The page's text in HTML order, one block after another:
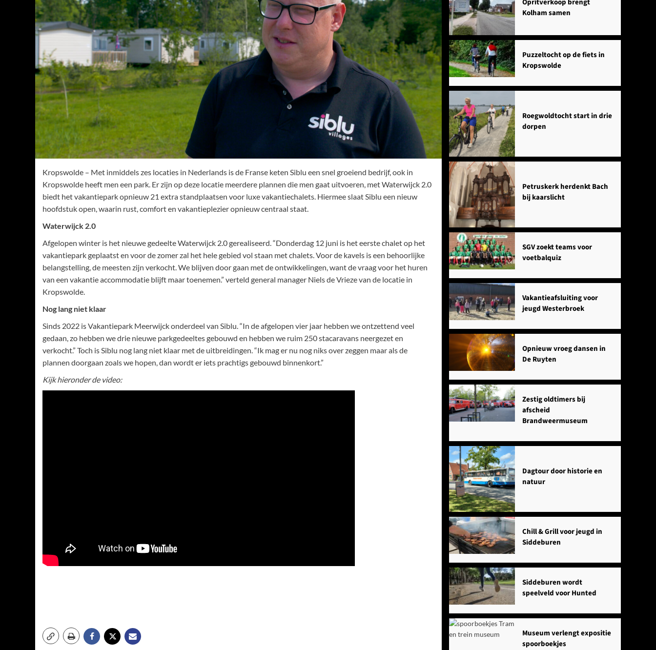
Kropswolde – Met inmiddels zes locaties in Nederlands is de Franse keten Siblu een snel groeiend bedrijf, ook in
Kropswolde heeft men een park. Er zijn op deze locatie meerdere plannen die men gaat uitvoeren, met Waterwijck 2.0
biedt het vakantiepark opnieuw 21 extra standplaatsen voor luxe vakantiechalets. Hiermee slaat Siblu een nieuw
hoofdstuk open, waarin rust, comfort en vakantieplezier opnieuw centraal staat.
Waterwijck 2.0
Afgelopen winter is het nieuwe gedeelte Waterwijck 2.0 gerealiseerd. “Donderdag 12 juni is het eerste chalet op het
vakantiepark geplaatst en voor de zomer zal het hele gebied vol staan met chalets. Voor de kavels is een behoorlijke
belangstelling, de meesten zijn verkocht. We blijven door gaan met de ontwikkelingen, want de vraag voor het huren
van een vakantie accommodatie blijft maar toenemen.” verteld general manager Niels de Vrieze van de locatie in
Kropswolde.
Nog lang niet klaar
Sinds 2022 is Vakantiepark Meerwijck onderdeel van Siblu. “In de afgelopen vier jaar hebben we ontzettend veel
gedaan, zo hebben we drie nieuwe parkgedeeltes gebouwd en hebben we ruim 250 stacaravans neergezet en
verkocht.” Toch is Siblu nog lang niet klaar met de uitbreidingen. “Ik mag er nu nog niks over zeggen maar als de
plannen doorgaan zoals we hopen, dan wordt er iets prachtigs gebouwd binnenkort.”
Kijk hieronder de video:
Opritverkoop brengt
Kolham samen
Puzzeltocht op de fiets in
Kropswolde
Roegwoldtocht start in drie
dorpen
Petruskerk herdenkt Bach
bij kaarslicht
SGV zoekt teams voor
voetbalquiz
Vakantieafsluiting voor
jeugd Westerbroek
Opnieuw vroeg dansen in
De Ruyten
Zestig oldtimers bij
afscheid
Brandweermuseum
Dagtour door historie en
natuur
Chill & Grill voor jeugd in
Siddeburen
Siddeburen wordt
speelveld voor Hunted
Museum verlengt expositie
spoorboekjes